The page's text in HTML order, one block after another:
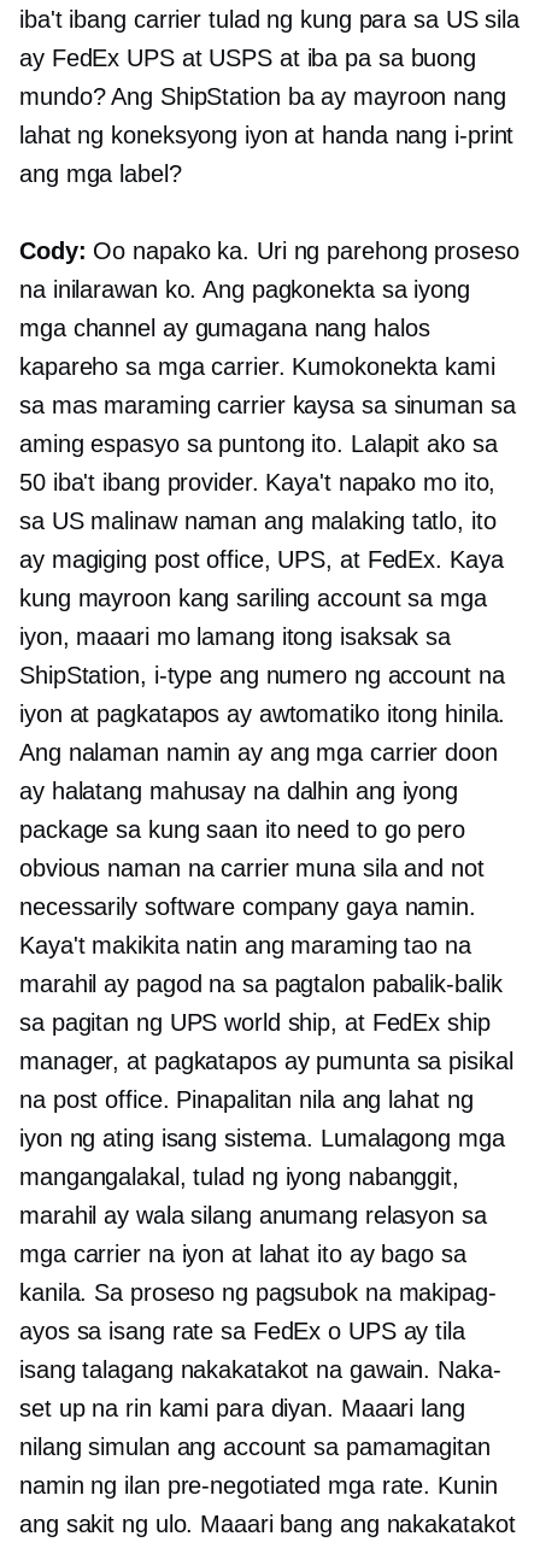
iba't ibang carrier tulad ng kung para sa US sila
ay FedEx UPS at USPS at iba pa sa buong
mundo? Ang ShipStation ba ay mayroon nang
lahat ng koneksyong iyon at handa nang i-print
ang mga label?
Cody: Oo napako ka. Uri ng parehong proseso
na inilarawan ko. Ang pagkonekta sa iyong
mga channel ay gumagana nang halos
kapareho sa mga carrier. Kumokonekta kami
sa mas maraming carrier kaysa sa sinuman sa
aming espasyo sa puntong ito. Lalapit ako sa
50 iba't ibang provider. Kaya't napako mo ito,
sa US malinaw naman ang malaking tatlo, ito
ay magiging post office, UPS, at FedEx. Kaya
kung mayroon kang sariling account sa mga
iyon, maaari mo lamang itong isaksak sa
ShipStation, i-type ang numero ng account na
iyon at pagkatapos ay awtomatiko itong hinila.
Ang nalaman namin ay ang mga carrier doon
ay halatang mahusay na dalhin ang iyong
package sa kung saan ito need to go pero
obvious naman na carrier muna sila and not
necessarily software company gaya namin.
Kaya't makikita natin ang maraming tao na
marahil ay pagod na sa pagtalon pabalik-balik
sa pagitan ng UPS world ship, at FedEx ship
manager, at pagkatapos ay pumunta sa pisikal
na post office. Pinapalitan nila ang lahat ng
iyon ng ating isang sistema. Lumalagong mga
mangangalakal, tulad ng iyong nabanggit,
marahil ay wala silang anumang relasyon sa
mga carrier na iyon at lahat ito ay bago sa
kanila. Sa proseso ng pagsubok na makipag-
ayos sa isang rate sa FedEx o UPS ay tila
isang talagang nakakatakot na gawain. Naka-
set up na rin kami para diyan. Maaari lang
nilang simulan ang account sa pamamagitan
namin ng ilan pre-negotiated mga rate. Kunin
ang sakit ng ulo. Maaari bang ang nakakatakot